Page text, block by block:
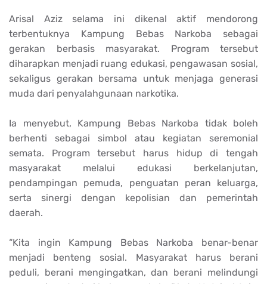
Arisal Aziz selama ini dikenal aktif mendorong
terbentuknya Kampung Bebas Narkoba sebagai
gerakan berbasis masyarakat. Program tersebut
diharapkan menjadi ruang edukasi, pengawasan sosial,
sekaligus gerakan bersama untuk menjaga generasi
muda dari penyalahgunaan narkotika.
Ia menyebut, Kampung Bebas Narkoba tidak boleh
berhenti sebagai simbol atau kegiatan seremonial
semata. Program tersebut harus hidup di tengah
masyarakat melalui edukasi berkelanjutan,
pendampingan pemuda, penguatan peran keluarga,
serta sinergi dengan kepolisian dan pemerintah
daerah.
“Kita ingin Kampung Bebas Narkoba benar-benar
menjadi benteng sosial. Masyarakat harus berani
peduli, berani mengingatkan, dan berani melindungi